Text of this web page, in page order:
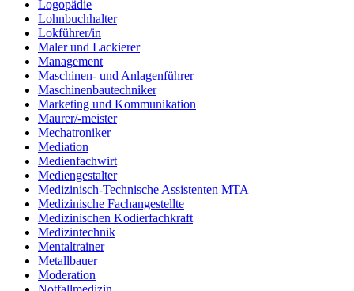
Logopädie
Lohnbuchhalter
Lokführer/in
Maler und Lackierer
Management
Maschinen- und Anlagenführer
Maschinenbautechniker
Marketing und Kommunikation
Maurer/-meister
Mechatroniker
Mediation
Medienfachwirt
Mediengestalter
Medizinisch-Technische Assistenten MTA
Medizinische Fachangestellte
Medizinischen Kodierfachkraft
Medizintechnik
Mentaltrainer
Metallbauer
Moderation